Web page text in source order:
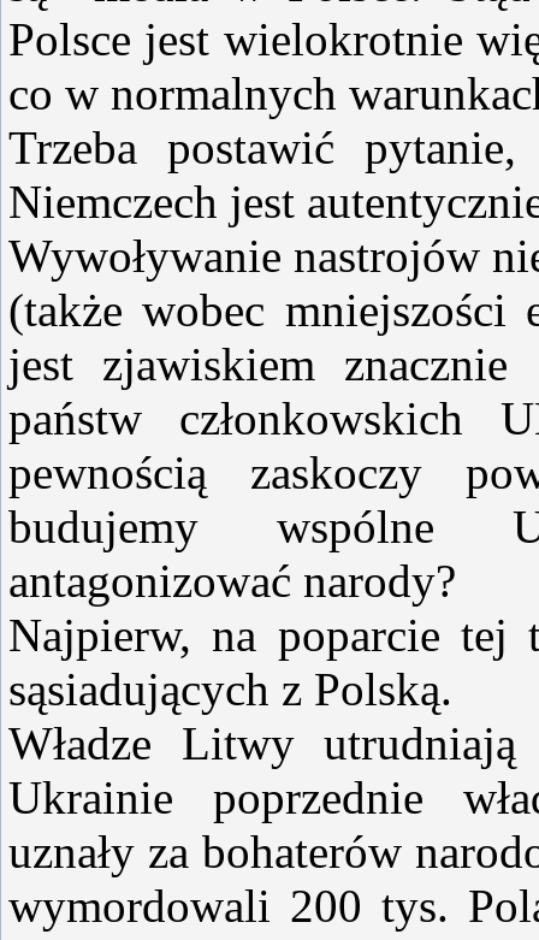
Polsce jest wielokrotnie
co w normalnych
Trzeba postawić
Niemczech jest
Wywoływanie nastrojów
(także wobec
jest zjawiskiem
państw członkowskich
pewnością zaskoczy
budujemy wspólne
antagonizować narody?
Najpierw, na poparcie tej
sąsiadujących z Polską.
Władze Litwy
Ukrainie poprzednie
uznały za bohaterów
wymordowali 200 tys.